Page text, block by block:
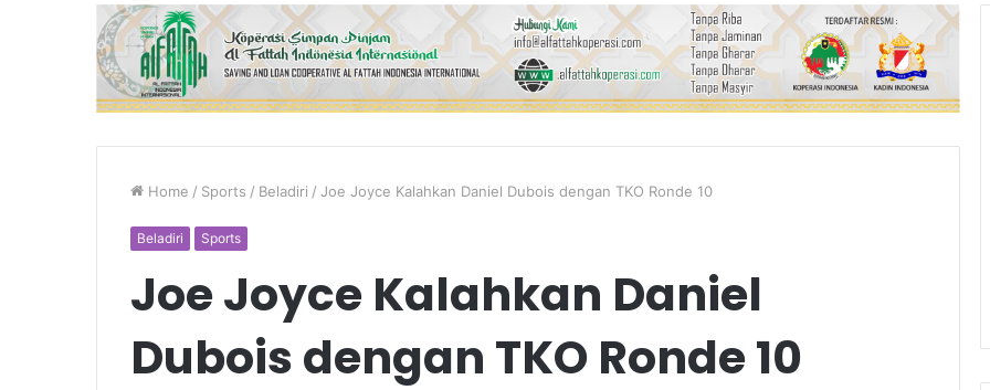
Home / Sports / Beladiri / Joe Joyce Kalahkan Daniel Dubois dengan TKO Ronde 10
Beladiri Sports
Joe Joyce Kalahkan Daniel
Dubois dengan TKO Ronde 10